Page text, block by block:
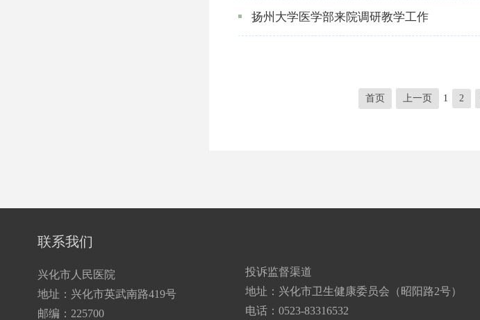
扬州大学医学部来院调研教学工作
首页 上一页 1 2
联系我们
兴化市人民医院
地址：兴化市英武南路419号
邮编：225700
投诉监督渠道
地址：兴化市卫生健康委员会（昭阳路2号）
电话：0523-83316532